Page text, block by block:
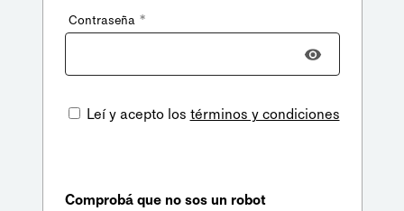
Contraseña *
Leí y acepto los términos y condiciones
Comprobá que no sos un robot